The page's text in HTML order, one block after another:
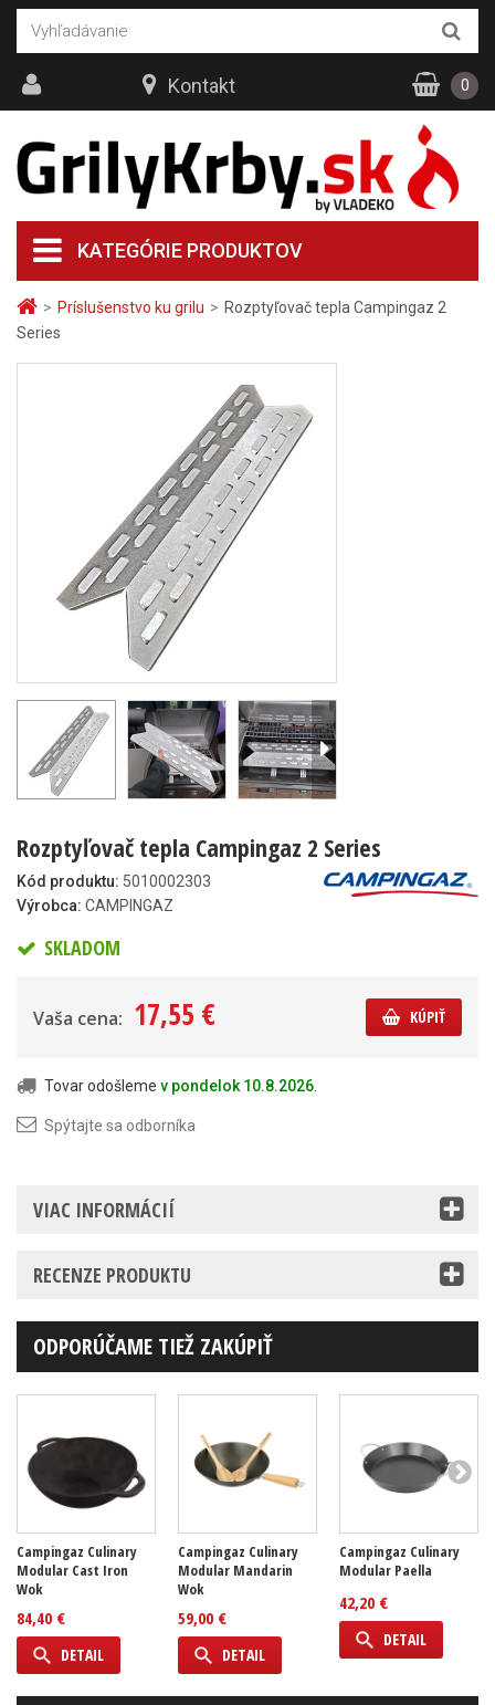
> Príslušenstvo ku grilu > Rozptyľovač tepla Campingaz 2
Series
Rozptyľovač tepla Campingaz 2 Series
Kód produktu: 5010002303
Výrobca: CAMPINGAZ
SKLADOM
Vaša cena: 17,55 € KÚPIŤ
Tovar odošleme v pondelok 10.8.2026
Spýtajte sa odborníka
VIAC INFORMÁCIÍ
RECENZE PRODUKTU
ODPORÚČAME TIEŽ ZAKÚPIŤ
Campingaz Culinary
Modular Cast Iron
Wok
84,40 €
DETAIL
Campingaz Culinary
Modular Mandarin
Wok
59,00 €
DETAIL
Campingaz Culinary
Modular Paella
42,20 €
DETAIL
KATEGÓRIE PRODUKTOV
Kontakt 0